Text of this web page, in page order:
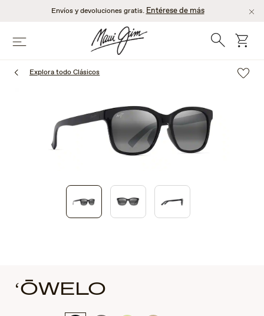
principal
Envíos y devoluciones gratis. Entérese de más
Menú BúsquedaCarro
Explora todo Clásicos
ʻŌWELO